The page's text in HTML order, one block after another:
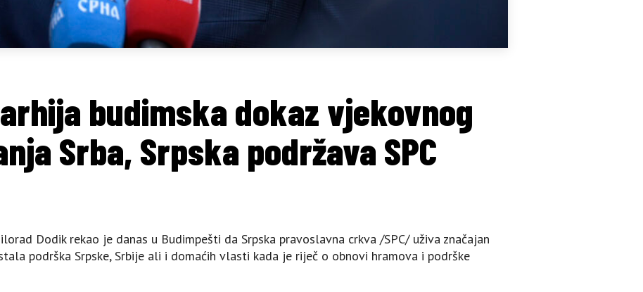
budimska dokaz vjekovnog
Srba, Srpska podržava SPC
Dodik rekao je danas u Budimpešti da Srpska pravoslavna crkva /SPC/ uživa značajan
podrška Srpske, Srbije ali i domaćih vlasti kada je riječ o obnovi hramova i podrške